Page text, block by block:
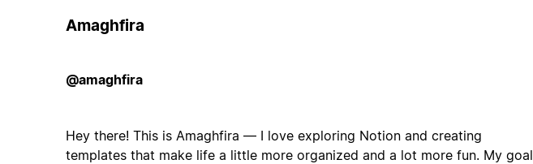
Amaghfira
@amaghfira
Hey there! This is Amaghfira — I love exploring Notion and creating
templates that make life a little more organized and a lot more fun. My goal